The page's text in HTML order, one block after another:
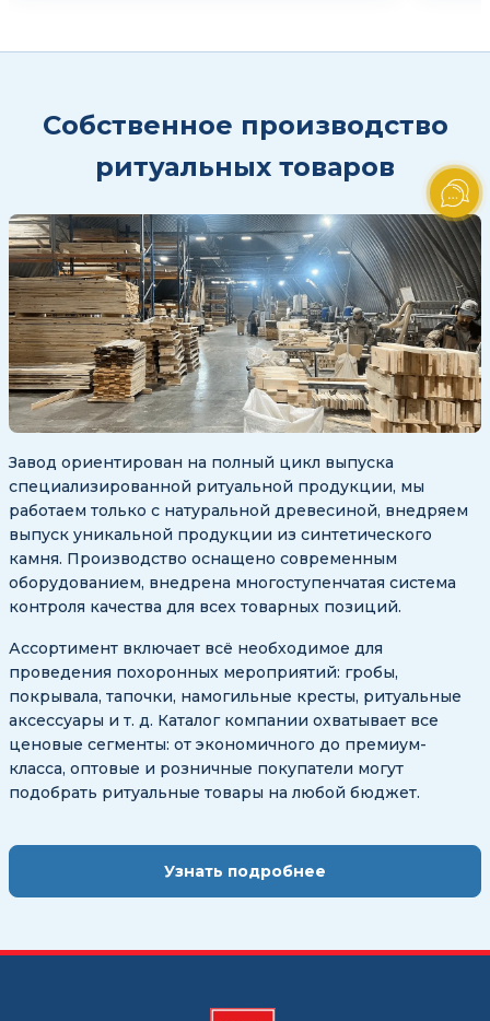
Собственное производство
ритуальных товаров
Завод ориентирован на полный цикл выпуска
специализированной ритуальной продукции, мы
работаем только с натуральной древесиной, внедряем
выпуск уникальной продукции из синтетического
камня. Производство оснащено современным
оборудованием, внедрена многоступенчатая система
контроля качества для всех товарных позиций.
Ассортимент включает всё необходимое для
проведения похоронных мероприятий: гробы,
покрывала, тапочки, намогильные кресты, ритуальные
аксессуары и т. д. Каталог компании охватывает все
ценовые сегменты: от экономичного до премиум-
класса, оптовые и розничные покупатели могут
подобрать ритуальные товары на любой бюджет.
Узнать подробнее